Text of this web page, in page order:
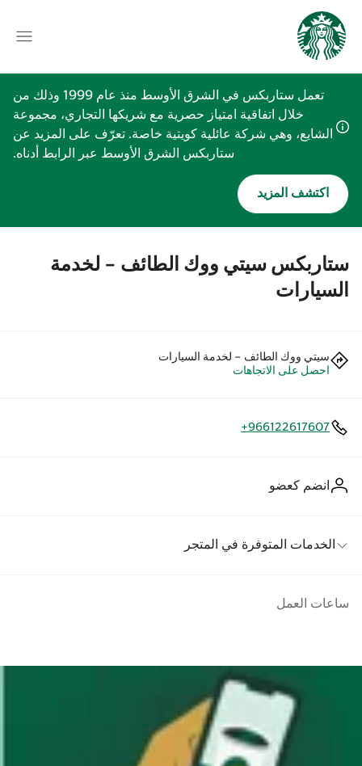
تعمل ستاربكس في الشرق الأوسط منذ عام 1999 وذلك من
خلال اتفاقية امتياز حصرية مع شريكها التجاري، مجموعة
الشايع، وهي شركة عائلية كويتية خاصة. تعرّف على المزيد عن
ستاربكس الشرق الأوسط عبر الرابط أدناه.
اكتشف المزيد
ستاربكس سيتي ووك الطائف - لخدمة
السيارات
سيتي ووك الطائف - لخدمة السيارات
احصل على الاتجاهات
+966122617607
انضم كعضو
الخدمات المتوفرة في المتجر
ساعات العمل